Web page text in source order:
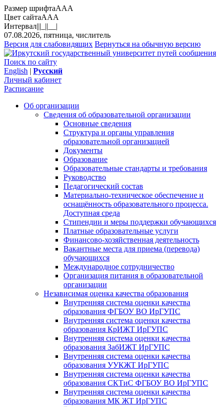
Размер шрифтаAAA
Цвет сайтаAAA
Интервал|||_||__|
07.08.2026, пятница, числитель
Версия для слабовидящих Вернуться на обычную версию
Поиск по сайту
English | Русский
Личный кабинет
Расписание
Об организации
Сведения об образовательной организации
Основные сведения
Структура и органы управления
образовательной организацией
Документы
Образование
Образовательные стандарты и требования
Руководство
Педагогический состав
Материально-техническое обеспечение и
оснащённость образовательного процесса.
Доступная среда
Стипендии и меры поддержки обучающихся
Платные образовательные услуги
Финансово-хозяйственная деятельность
Вакантные места для приема (перевода)
обучающихся
Международное сотрудничество
Организация питания в образовательной
организации
Независимая оценка качества образования
Внутренняя система оценки качества
образования ФГБОУ ВО ИрГУПС
Внутренняя система оценки качества
образования КрИЖТ ИрГУПС
Внутренняя система оценки качества
образования ЗабИЖТ ИрГУПС
Внутренняя система оценки качества
образования УУКЖТ ИрГУПС
Внутренняя система оценки качества
образования СКТиС ФГБОУ ВО ИрГУПС
Внутренняя система оценки качества
образования МК ЖТ ИрГУПС